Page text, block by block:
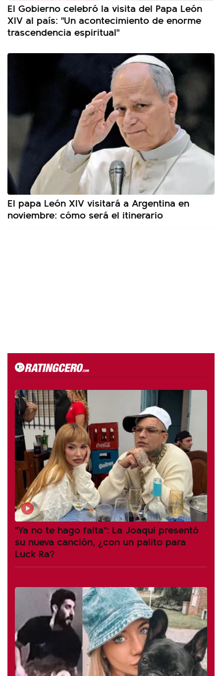
El Gobierno celebró la visita del Papa León
XIV al país: "Un acontecimiento de enorme
trascendencia espiritual"
El papa León XIV visitará a Argentina en
noviembre: cómo será el itinerario
"Ya no te hago falta": La Joaqui presentó
su nueva canción, ¿con un palito para
Luck Ra?